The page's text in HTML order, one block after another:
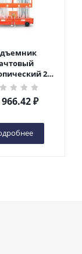
200
TOR GTWY10-
2-мачтовый
(N) в
₽